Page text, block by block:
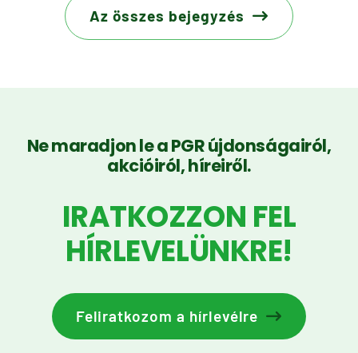
Az összes bejegyzés
Ne maradjon le a PGR újdonságairól,
akcióiról, híreiről.
IRATKOZZON FEL
HÍRLEVELÜNKRE!
Feliratkozom a hírlevélre